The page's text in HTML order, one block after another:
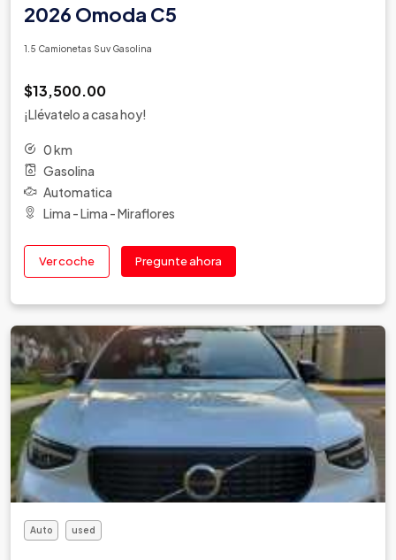
2026 Omoda C5
1.5 Camionetas Suv Gasolina
$13,500.00
¡Llévatelo a casa hoy!
0 km
Gasolina
Automatica
Lima - Lima - Miraflores
Ver coche Pregunte ahora
Auto used